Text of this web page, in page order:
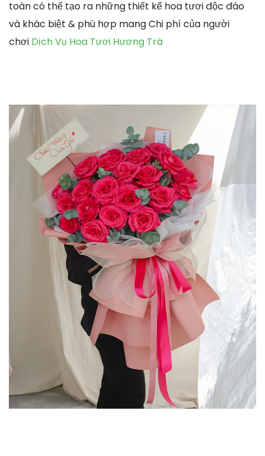
toàn có thể tạo ra những thiết kế hoa tươi độc đáo
và khác biệt & phù hợp mang Chi phí của người
chơi Dịch Vụ Hoa Tươi Hương Trà